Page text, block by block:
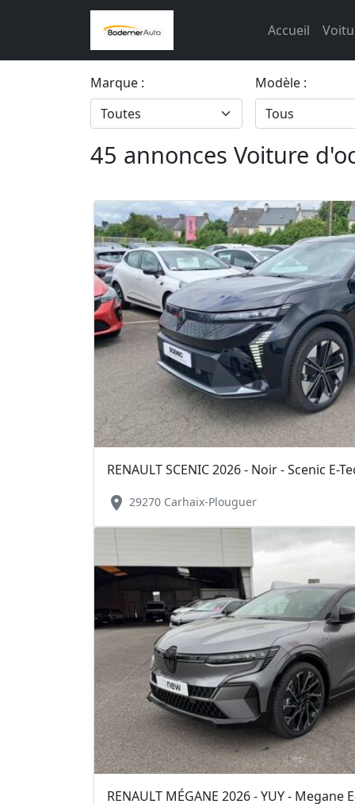
Accueil
Marque : Modèle :
45 annonces Voiture
location_on 29270 Carhaix-Plouguer